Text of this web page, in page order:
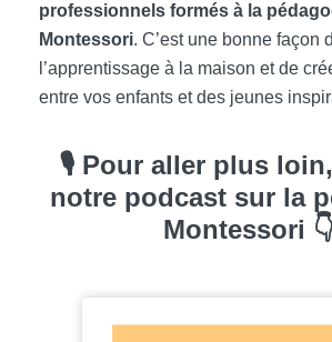
professionnels formés à la
Montessori. C’est une bonne façon
l’apprentissage à la maison et de
entre vos enfants et des jeunes
🎙️ Pour aller plus
notre podcast sur la
Montessori 👇